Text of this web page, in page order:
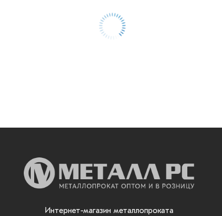
Интернет-магазин металлопроката